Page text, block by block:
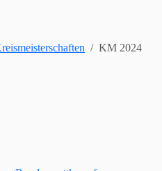
KM 2024